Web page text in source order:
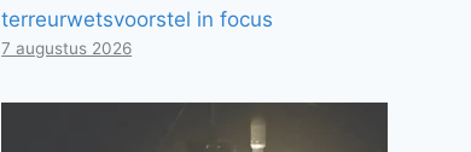
terreurwetsvoorstel in focus
7 augustus 2026